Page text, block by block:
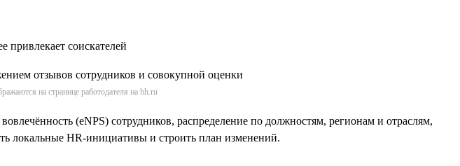
привлекает соискателей
на странице работодателя на hh.ru
(eNPS) сотрудников, распределение по должностям, регионам и отраслям,
локальные HR-инициативы и строить план изменений.